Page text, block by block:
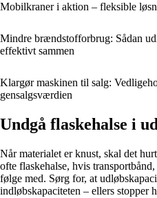
Mobilkraner i aktion – fleksible
Mindre brændstofforbrug: Sådan
effektivt sammen
Klargør maskinen til salg:
gensalgsværdien
Undgå flaskehalse i
Når materialet er knust, skal det
ofte flaskehalse, hvis
følge med. Sørg for, at
indløbskapaciteten – ellers stopper